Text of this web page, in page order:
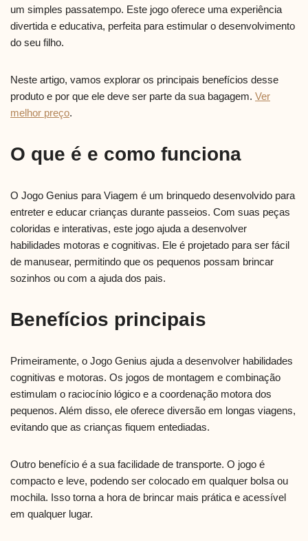
um simples passatempo. Este jogo oferece uma experiência
divertida e educativa, perfeita para estimular o desenvolvimento
do seu filho.
Neste artigo, vamos explorar os principais benefícios desse
produto e por que ele deve ser parte da sua bagagem. Ver
melhor preço.
O que é e como funciona
O Jogo Genius para Viagem é um brinquedo desenvolvido para
entreter e educar crianças durante passeios. Com suas peças
coloridas e interativas, este jogo ajuda a desenvolver
habilidades motoras e cognitivas. Ele é projetado para ser fácil
de manusear, permitindo que os pequenos possam brincar
sozinhos ou com a ajuda dos pais.
Benefícios principais
Primeiramente, o Jogo Genius ajuda a desenvolver habilidades
cognitivas e motoras. Os jogos de montagem e combinação
estimulam o raciocínio lógico e a coordenação motora dos
pequenos. Além disso, ele oferece diversão em longas viagens,
evitando que as crianças fiquem entediadas.
Outro benefício é a sua facilidade de transporte. O jogo é
compacto e leve, podendo ser colocado em qualquer bolsa ou
mochila. Isso torna a hora de brincar mais prática e acessível
em qualquer lugar.